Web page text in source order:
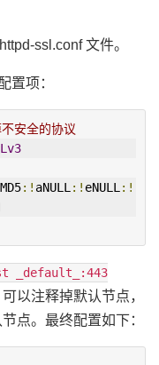
ssl.conf 文件。
置项：
安全的协议
MD5:! aNULL :! eNULL :!
_default_:443
以注释掉默认节点，
点。最终配置如下：